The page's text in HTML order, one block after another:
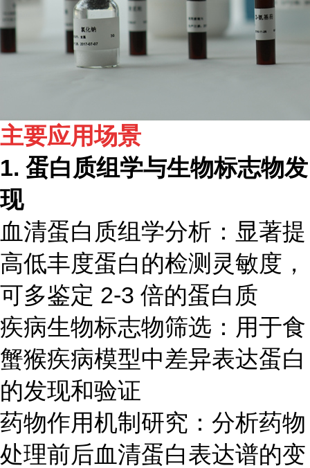
主要应用场景
1. 蛋白质组学与生物标志物发
现
血清蛋白质组学分析：显著提
高低丰度蛋白的检测灵敏度，
可多鉴定 2-3 倍的蛋白质
疾病生物标志物筛选：用于食
蟹猴疾病模型中差异表达蛋白
的发现和验证
药物作用机制研究：分析药物
处理前后血清蛋白表达谱的变